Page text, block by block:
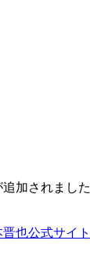
加されまし
也公式サイト